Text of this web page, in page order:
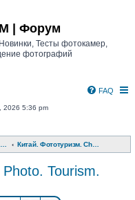
| Форум
Тесты фотокамер,
фотографий
FAQ
2026 5:36 pm
Китай. Фототуризм. China. Photo. Tourism.
Tourism.